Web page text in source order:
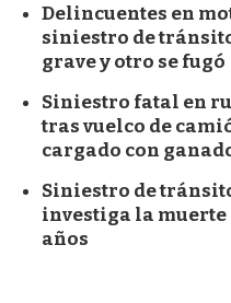
Delincuentes en
siniestro de
grave y otro se fugó
Siniestro fatal en
tras vuelco de
cargado con
Siniestro de
investiga la muerte
años